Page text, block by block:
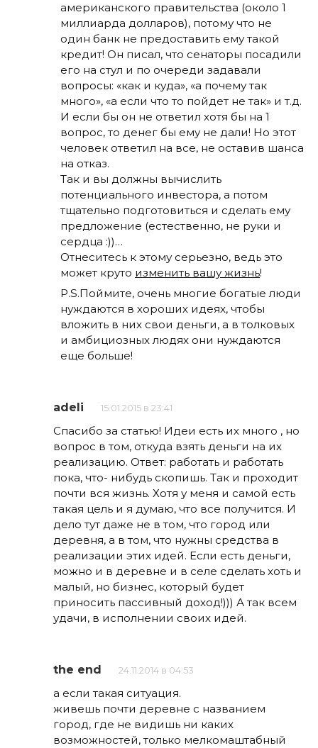
американского правительства (около 1
миллиарда долларов), потому что не
один банк не предоставить ему такой
кредит! Он писал, что сенаторы посадили
его на стул и по очереди задавали
вопросы: «как и куда», «а почему так
много», «а если что то пойдет не так» и т.д.
И если бы он не ответил хотя бы на 1
вопрос, то денег бы ему не дали! Но этот
человек ответил на все, не оставив шанса
на отказ.
Так и вы должны вычислить
потенциального инвестора, а потом
тщательно подготовиться и сделать ему
предложение (естественно, не руки и
сердца :))…
Отнеситесь к этому серьезно, ведь это
может круто изменить вашу жизнь!
P.S.Поймите, очень многие богатые люди
нуждаются в хороших идеях, чтобы
вложить в них свои деньги, а в толковых
и амбициозных людях они нуждаются
еще больше!
adeli 15.01.2015 в 23:41
Спасибо за статью! Идеи есть их много , но
вопрос в том, откуда взять деньги на их
реализацию. Ответ: работать и работать
пока, что- нибудь скопишь. Так и проходит
почти вся жизнь. Хотя у меня и самой есть
такая цель и я думаю, что все получится. И
дело тут даже не в том, что город или
деревня, а в том, что нужны средства в
реализации этих идей. Если есть деньги,
можно и в деревне и в селе сделать хоть и
малый, но бизнес, который будет
приносить пассивный доход!))) А так всем
удачи, в исполнении своих идей.
the end 24.11.2014 в 04:53
а если такая ситуация.
живешь почти деревне с названием
город, где не видишь ни каких
возможностей, только мелкомаштабный